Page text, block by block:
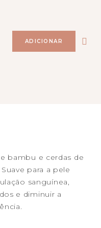
ADICIONAR
bambu e cerdas de
para a pele
sanguínea,
e diminuir a